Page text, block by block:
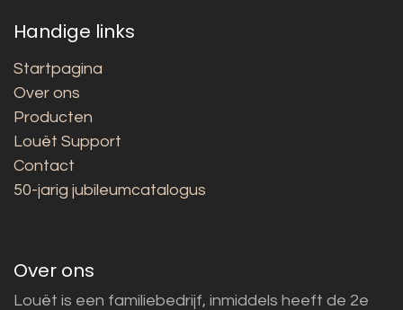
Handige links
Startpagina
Over ons
Producten
Louët Support
Contact
50-jarig jubileumcatalogus
Over ons
Louët is een familiebedrijf, inmiddels heeft de 2e